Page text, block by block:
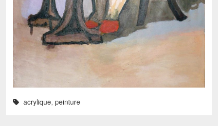
acrylique, peinture